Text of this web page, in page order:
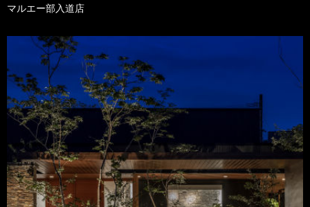
マルエー部入道店